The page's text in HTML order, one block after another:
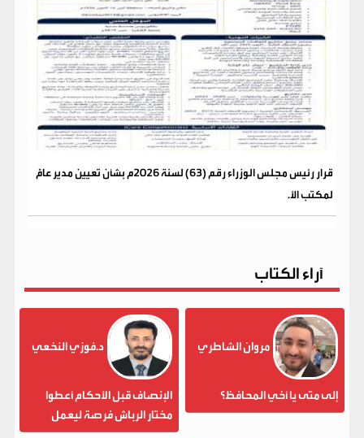
قرار رئيس مجلس الوزراء رقم (63) لسنة 2026م بشأن تعيين مدير عامًّ
لمكتب الأ.
آراء الكتاب
مروان الشاطري
إلى متى يا أخي المحافظ؟
د.فوزي النخعي
الإنصاف قبل الأحكام أعطوا
مختار الرباش فرصة ليعمل